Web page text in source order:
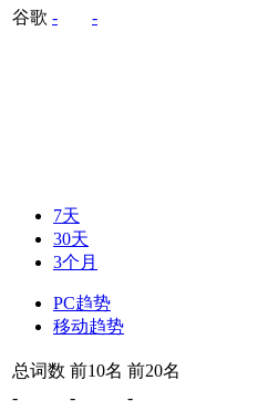
谷歌 - -
7天
30天
3个月
PC趋势
移动趋势
总词数 前10名 前20名
-
- -